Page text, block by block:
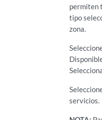
permiten
tipo
zona.
servicios.